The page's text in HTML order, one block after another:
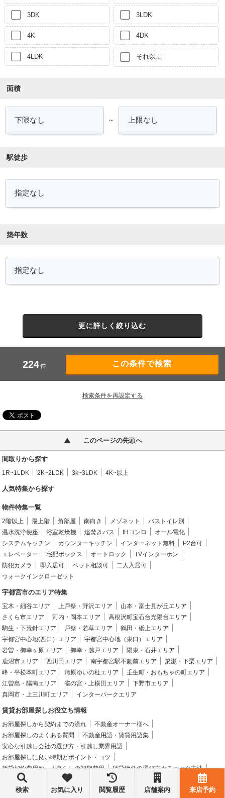
3DK 3LDK
4K 4DK
4LDK それ以上
面積
～
駅徒歩
築年数
更に詳しく絞り込む
224件
検索条件を再設定する
このページの先頭へ
間取りから探す
1R~1LDK 2K~2LDK 3k~3LDK 4K~以上
人気特集から探す
物件特集一覧
2階以上 最上階 角部屋 南向き メゾネット
バストイレ別
温水洗浄便座
浴室乾燥機 追焚きバス IHコンロ
オール電化
システムキッチン
カウンターキッチン インターネット無料
P2台可
エレベーター
宅配ボックス オートロック
TVインターホン
防犯カメラ
即入居可 ペット相談可
二人入居可
ウォークインクローゼット
宇都宮市のエリア特集
宝木・細谷エリア 上戸祭・野沢エリア
山本・富士見が丘エリア
さくら市エリア
河内・岡本エリア
高根沢町宝石台光陽台エリア
駒生・下荒針エリア
戸祭・若草エリア
鶴田・砥上エリア
宇都宮中心地(西口）エリア
宇都宮中心地（東口）エリア
岩曽・御幸ヶ原エリア
御幸・越戸エリア
陽東・石井エリア
鹿沼市エリア
西川田エリア 南宇都宮駅不動前エリア
簗瀬・下栗エリア
峰・平松本町エリア
清原ゆいの杜エリア
壬生町・おもちゃの町エリア
江曽島・陽南エリア
雀の宮・上横田エリア
下野市エリア
真岡市・上三川町エリア
インターパークエリア
賃貸お部屋探しお役立ち情報
お部屋探しから契約までの流れ
不動産オーナー様へ
お部屋探しのよくある質問
不動産用語・賃貸用語集
安心な引越し会社の選び方・引越し業界用語
お部屋探しに良い時期とポイント・コツ
賃貸契約費用や一人暮らしの初期費用
賃貸物件の選び方やチェック方法
賃貸物件の間取り図や資料の見方
引越し方法で梱包の仕方や荷造りのコツ
当社について
検索 お気に入り 閲覧履歴 店舗案内 来店予約